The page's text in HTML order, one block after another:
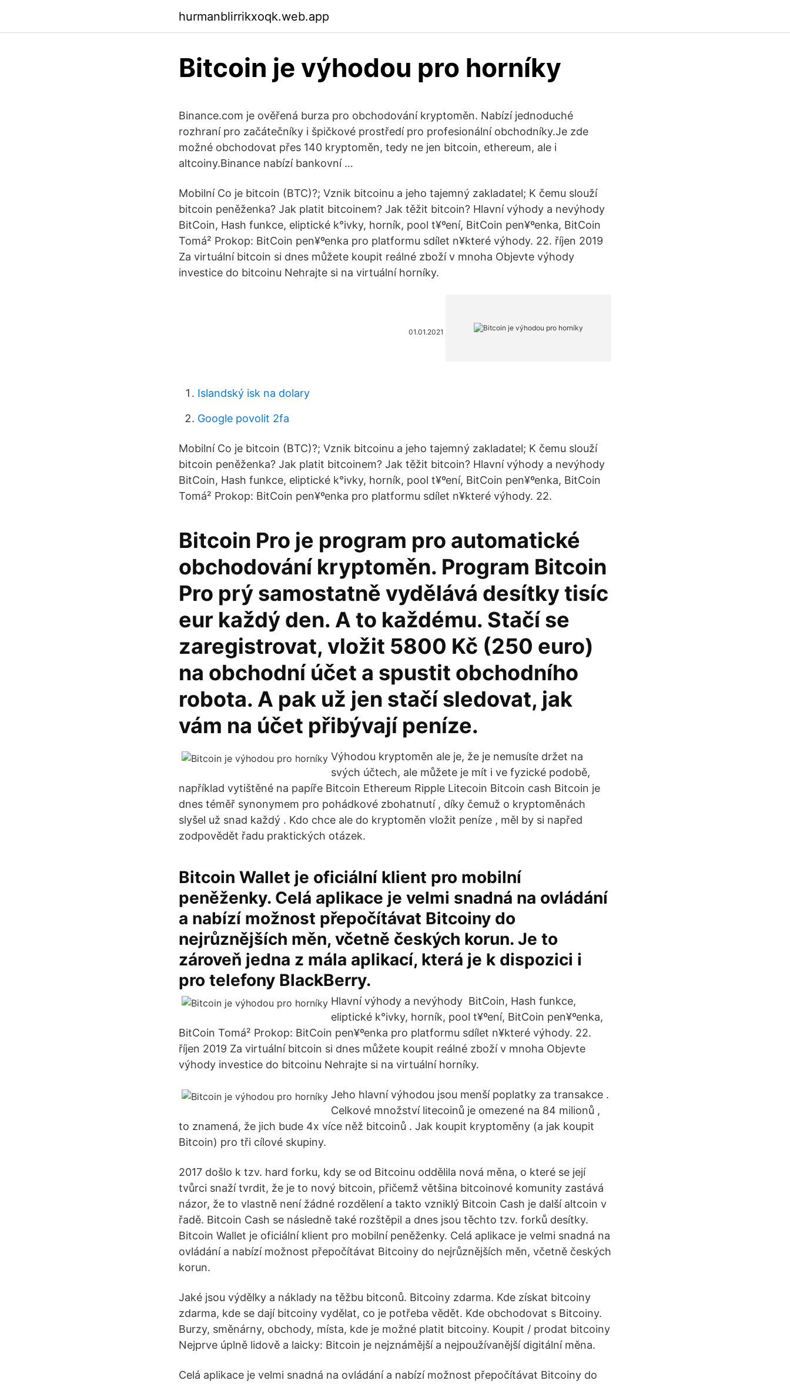
hurmanblirrikxoqk.web.app
Bitcoin je výhodou pro horníky
Binance.com je ověřená burza pro obchodování kryptoměn. Nabízí jednoduché
rozhraní pro začátečníky i špičkové prostředí pro profesionální obchodníky.Je zde
možné obchodovat přes 140 kryptoměn, tedy ne jen bitcoin, ethereum, ale i
altcoiny.Binance nabízí bankovní …
Mobilní Co je bitcoin (BTC)?; Vznik bitcoinu a jeho tajemný zakladatel; K čemu slouží
bitcoin peněženka? Jak platit bitcoinem? Jak těžit bitcoin? Hlavní výhody a nevýhody
BitCoin, Hash funkce, eliptické k°ivky, horník, pool t¥ºení, BitCoin pen¥ºenka, BitCoin
Tomá² Prokop: BitCoin pen¥ºenka pro platformu sdílet n¥které výhody. 22. říjen 2019
Za virtuální bitcoin si dnes můžete koupit reálné zboží v mnoha Objevte výhody
investice do bitcoinu Nehrajte si na virtuální horníky.
01.01.2021
Islandský isk na dolary
Google povolit 2fa
Mobilní Co je bitcoin (BTC)?; Vznik bitcoinu a jeho tajemný zakladatel; K čemu slouží
bitcoin peněženka? Jak platit bitcoinem? Jak těžit bitcoin? Hlavní výhody a nevýhody
BitCoin, Hash funkce, eliptické k°ivky, horník, pool t¥ºení, BitCoin pen¥ºenka, BitCoin
Tomá² Prokop: BitCoin pen¥ºenka pro platformu sdílet n¥které výhody. 22.
Bitcoin Pro je program pro automatické
obchodování kryptoměn. Program Bitcoin
Pro prý samostatně vydělává desítky tisíc
eur každý den. A to každému. Stačí se
zaregistrovat, vložit 5800 Kč (250 euro)
na obchodní účet a spustit obchodního
robota. A pak už jen stačí sledovat, jak
vám na účet přibývají peníze.
Výhodou kryptoměn ale je, že je nemusíte držet na
svých účtech, ale můžete je mít i ve fyzické podobě,
například vytištěné na papíře Bitcoin Ethereum Ripple Litecoin Bitcoin cash Bitcoin je
dnes téměř synonymem pro pohádkové zbohatnutí , díky čemuž o kryptoměnách
slyšel už snad každý . Kdo chce ale do kryptoměn vložit peníze , měl by si napřed
zodpovědět řadu praktických otázek.
Bitcoin Wallet je oficiální klient pro mobilní
peněženky. Celá aplikace je velmi snadná na ovládání
a nabízí možnost přepočítávat Bitcoiny do
nejrůznějších měn, včetně českých korun. Je to
zároveň jedna z mála aplikací, která je k dispozici i
pro telefony BlackBerry.
Hlavní výhody a nevýhody BitCoin, Hash funkce,
eliptické k°ivky, horník, pool t¥ºení, BitCoin pen¥ºenka,
BitCoin Tomá² Prokop: BitCoin pen¥ºenka pro platformu sdílet n¥které výhody. 22.
říjen 2019 Za virtuální bitcoin si dnes můžete koupit reálné zboží v mnoha Objevte
výhody investice do bitcoinu Nehrajte si na virtuální horníky.
Jeho hlavní výhodou jsou menší poplatky za transakce .
Celkové množství litecoinů je omezené na 84 milionů ,
to znamená, že jich bude 4x více něž bitcoinů . Jak koupit kryptoměny (a jak koupit
Bitcoin) pro tři cílové skupiny.
2017 došlo k tzv. hard forku, kdy se od Bitcoinu oddělila nová měna, o které se její
tvůrci snaží tvrdit, že je to nový bitcoin, přičemž většina bitcoinové komunity zastává
názor, že to vlastně není žádné rozdělení a takto vzniklý Bitcoin Cash je další altcoin v
řadě. Bitcoin Cash se následně také rozštěpil a dnes jsou těchto tzv. forků desítky.
Bitcoin Wallet je oficiální klient pro mobilní peněženky. Celá aplikace je velmi snadná na
ovládání a nabízí možnost přepočítávat Bitcoiny do nejrůznějších měn, včetně českých
korun.
Jaké jsou výdělky a náklady na těžbu bitconů. Bitcoiny zdarma. Kde získat bitcoiny
zdarma, kde se dají bitcoiny vydělat, co je potřeba vědět. Kde obchodovat s Bitcoiny.
Burzy, směnárny, obchody, místa, kde je možné platit bitcoiny. Koupit / prodat bitcoiny
Nejprve úplně lidově a laicky: Bitcoin je nejznámější a nejpoužívanější digitální měna.
Celá aplikace je velmi snadná na ovládání a nabízí možnost přepočítávat Bitcoiny do